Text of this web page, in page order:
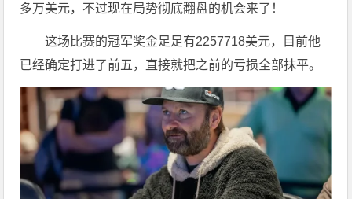
多万美元，不过现在局势彻底翻盘的机会来了！
这场比赛的冠军奖金足足有2257718美元，目前他
已经确定打进了前五，直接就把之前的亏损全部抹平。